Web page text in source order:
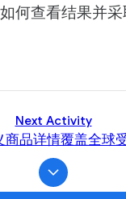
何查看结果并采
Next Activity
商品详情覆盖全球